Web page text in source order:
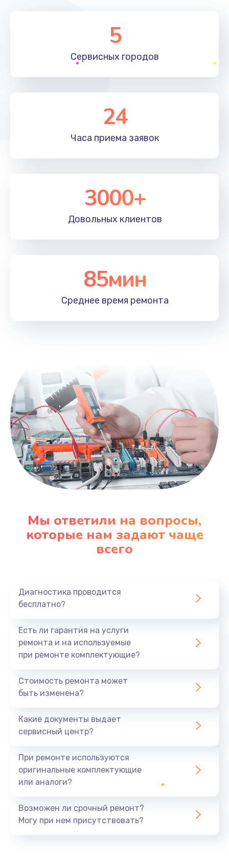
5
Сервисных городов
24
Часа приема заявок
3000+
Довольных клиентов
85мин
Среднее время ремонта
Мы ответили на вопросы,
которые нам задают чаще
всего
Диагностика проводится
бесплатно?
Есть ли гарантия на услуги
ремонта и на используемые
при ремонте комплектующие?
Стоимость ремонта может
быть изменена?
Какие документы выдает
сервисный центр?
При ремонте используются
оригинальные комплектующие
или аналоги?
Возможен ли срочный ремонт?
Могу при нем присутствовать?